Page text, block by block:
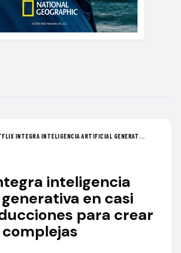
INTEGRA INTELIGENCIA ARTIFICIAL GENERAT...
inteligencia
en casi
para crear